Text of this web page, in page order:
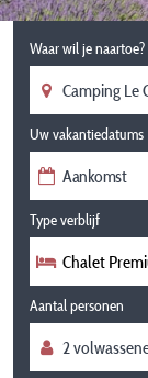
Waar wil je naartoe?
Uw vakantiedatums
Type verblijf
Chalet
Aantal personen